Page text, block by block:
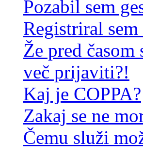
Pozabil sem
Registriral
Že pred časom
več prijaviti?!
Kaj je COPPA?
Zakaj se ne
Čemu služi